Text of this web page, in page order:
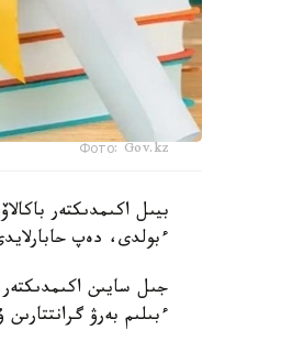
Фото: Gov.kz
ءبولدى، دەپ
جىل سايىن اكىمدىكتەر
ءبىلىم بەرۋ